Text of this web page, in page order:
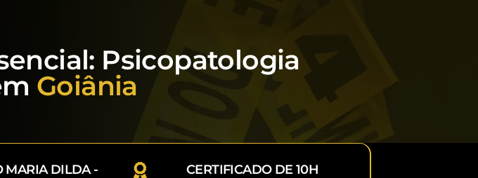
Psicopatologia
Goiânia
MARIA DILDA -
CERTIFICADO DE 10H